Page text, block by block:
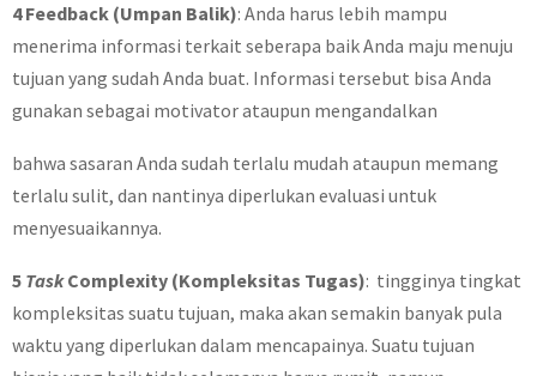
4 Feedback (Umpan Balik): Anda harus lebih mampu
menerima informasi terkait seberapa baik Anda maju menuju
tujuan yang sudah Anda buat. Informasi tersebut bisa Anda
gunakan sebagai motivator ataupun mengandalkan
bahwa sasaran Anda sudah terlalu mudah ataupun memang
terlalu sulit, dan nantinya diperlukan evaluasi untuk
menyesuaikannya.
5 TaskComplexity (Kompleksitas Tugas): tingginya tingkat
kompleksitas suatu tujuan, maka akan semakin banyak pula
waktu yang diperlukan dalam mencapainya. Suatu tujuan